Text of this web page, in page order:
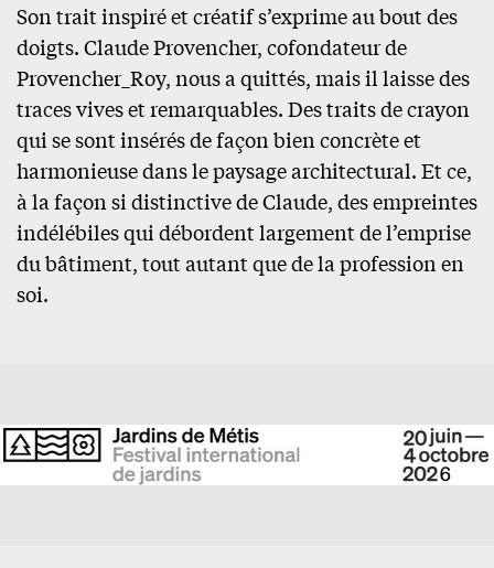
Son trait inspiré et créatif s’exprime au bout des
doigts. Claude Provencher, cofondateur de
Provencher_Roy, nous a quittés, mais il laisse des
traces vives et remarquables. Des traits de crayon
qui se sont insérés de façon bien concrète et
harmonieuse dans le paysage architectural. Et ce,
à la façon si distinctive de Claude, des empreintes
indélébiles qui débordent largement de l’emprise
du bâtiment, tout autant que de la profession en
soi.